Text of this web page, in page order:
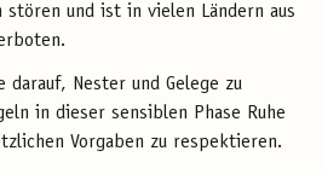
und ist in vielen Ländern aus
darauf, Nester und Gelege zu
in dieser sensiblen Phase Ruhe
Vorgaben zu respektieren.